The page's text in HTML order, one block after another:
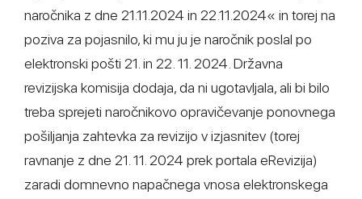
naročnika z dne 21.11.2024 in 22.11.2024« in torej na
poziva za pojasnilo, ki mu ju je naročnik poslal po
elektronski pošti 21. in 22. 11. 2024. Državna
revizijska komisija dodaja, da ni ugotavljala, ali bi bilo
treba sprejeti naročnikovo opravičevanje ponovnega
pošiljanja zahtevka za revizijo v izjasnitev (torej
ravnanje z dne 21. 11. 2024 prek portala eRevizija)
zaradi domnevno napačnega vnosa elektronskega